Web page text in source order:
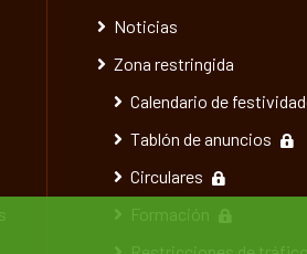
Noticias
Zona restringida
Calendario de
Tablón de anuncios
Circulares
Formación